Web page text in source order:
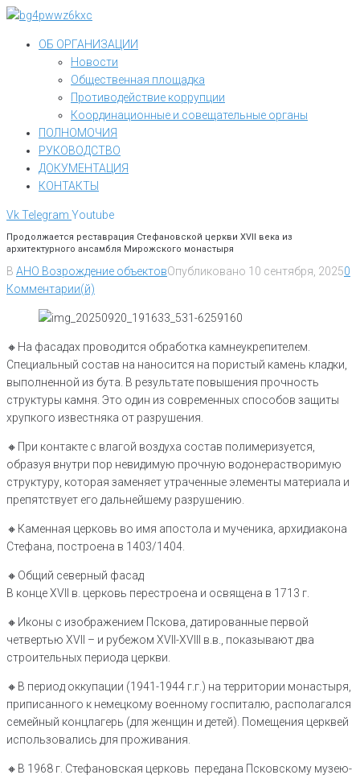
Перейти
контентуОБ ОРГАНИЗАЦИИ
Новости
Общественная площадка
Противодействие коррупции
Координационные и совещательные органы
ПОЛНОМОЧИЯ
РУКОВОДСТВО
ДОКУМЕНТАЦИЯ
КОНТАКТЫ
VkTelegram Youtube
Продолжается реставрация Стефановской церкви XVII века из
архитектурного ансамбля Мирожского монастыря
В АНО Возрождение объектовОпубликовано 10 сентября, 20250
Комментарии(й)
🔸На фасадах проводится обработка камнеукрепителем.
Специальный состав на наносится на пористый камень кладки,
выполненной из бута. В результате повышения прочность
структуры камня. Это один из современных способов защиты
хрупкого известняка от разрушения.
🔸При контакте с влагой воздуха состав полимеризуется,
образуя внутри пор невидимую прочную водонерастворимую
структуру, которая заменяет утраченные элементы материала и
препятствует его дальнейшему разрушению.
🔸️Каменная церковь во имя апостола и мученика, архидиакона
Стефана, построена в 1403/1404.
🔸️Общий северный фасад
В конце XVII в. церковь перестроена и освящена в 1713 г.
🔸️Иконы с изображением Пскова, датированные первой
четвертью XVII – и рубежом XVII-XVIII в.в., показывают два
строительных периода церкви.
🔸️В период оккупации (1941-1944 г.г.) на территории монастыря,
приписанного к немецкому военному госпиталю, располагался
семейный концлагерь (для женщин и детей). Помещения церквей
использовались для проживания.
🔸️В 1968 г. Стефановская церковь передана Псковскому музею-